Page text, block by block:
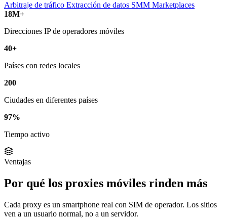
Arbitraje de tráfico Extracción de datos SMM Marketplaces
18M+
Direcciones IP de operadores móviles
40+
Países con redes locales
200
Ciudades en diferentes países
97%
Tiempo activo
Ventajas
Por qué los proxies móviles rinden más
Cada proxy es un smartphone real con SIM de operador. Los sitios
ven a un usuario normal, no a un servidor.